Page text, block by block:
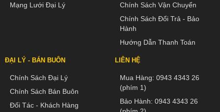
Mạng Lưới Đại Lý
Chính Sách Vận Chuyển
Chính Sách Đổi Trả - Bảo
Hành
Hướng Dẫn Thanh Toán
ĐẠI LÝ - BÁN BUÔN
Chính Sách Đại Lý
Chính Sách Bán Buôn
Đối Tác - Khách Hàng
LIÊN HỆ
Mua Hàng: 0943 4343 26
(phím 1)
Bảo Hành: 0943 4343 26